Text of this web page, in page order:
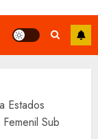
Estados
Sub